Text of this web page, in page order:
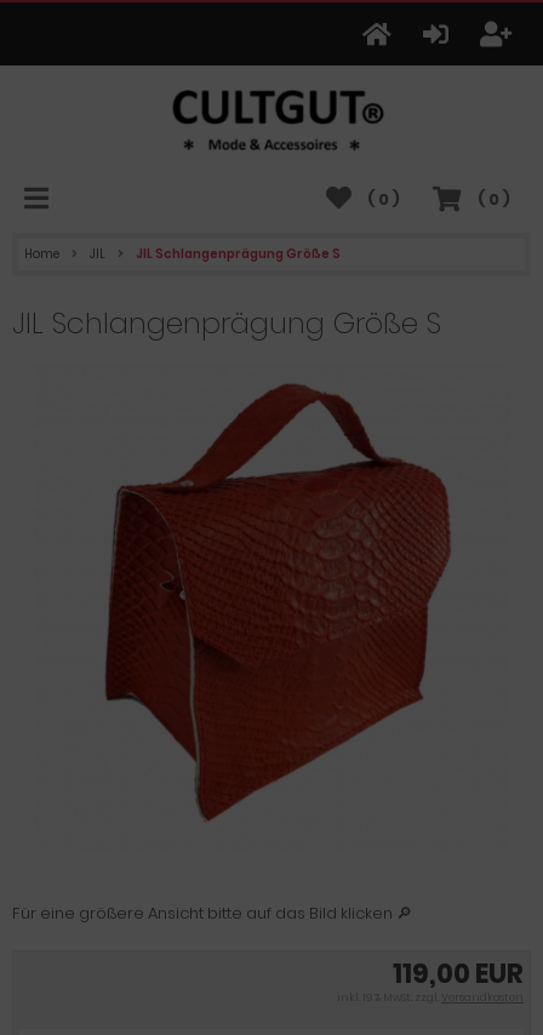
( 0 )
( 0 )
Home JIL JIL Schlangenprägung Größe S
JIL Schlangenprägung Größe S
119,00 EUR
inkl. 19 % MwSt. zzgl. Versandkosten
Für eine größere Ansicht bitte auf das Bild klicken 🔎